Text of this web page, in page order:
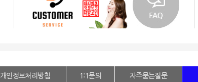
개인정보처리방침 1:1문의 자주묻는질문